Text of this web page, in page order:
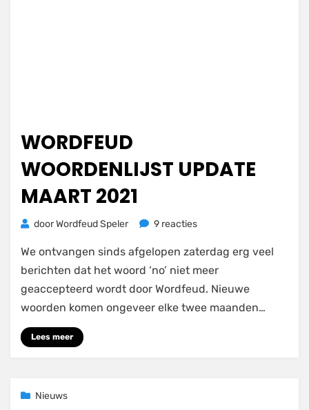
WORDFEUD
WOORDENLIJST UPDATE
MAART 2021
doorWordfeud Speler 9 reactiesop
woordenlijst
update
maart
We ontvangen sinds afgelopen zaterdag erg veel
berichten dat het woord ‘no’ niet meer
geaccepteerd wordt door Wordfeud. Nieuwe
woorden komen ongeveer elke twee maanden…
Lees meer
Geplaatst
23 november 2020
Nieuws